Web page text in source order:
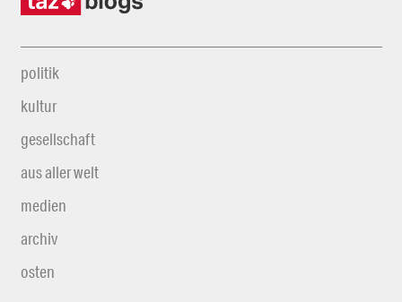
politik
kultur
gesellschaft
aus aller welt
medien
archiv
osten